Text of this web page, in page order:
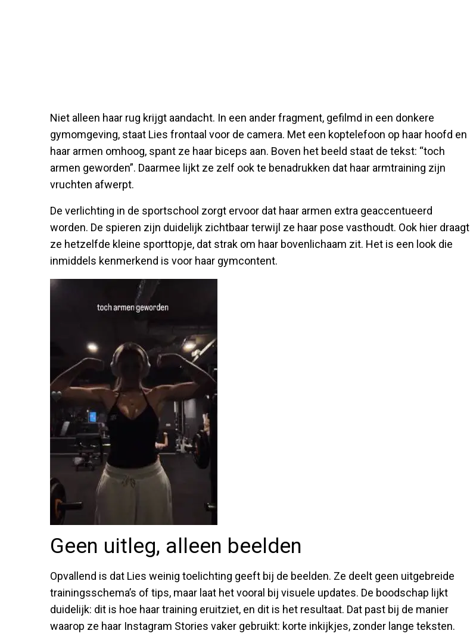
Niet alleen haar rug krijgt aandacht. In een ander fragment, gefilmd in een donkere
gymomgeving, staat Lies frontaal voor de camera. Met een koptelefoon op haar hoofd en
haar armen omhoog, spant ze haar biceps aan. Boven het beeld staat de tekst: “toch
armen geworden”. Daarmee lijkt ze zelf ook te benadrukken dat haar armtraining zijn
vruchten afwerpt.
De verlichting in de sportschool zorgt ervoor dat haar armen extra geaccentueerd
worden. De spieren zijn duidelijk zichtbaar terwijl ze haar pose vasthoudt. Ook hier draagt
ze hetzelfde kleine sporttopje, dat strak om haar bovenlichaam zit. Het is een look die
inmiddels kenmerkend is voor haar gymcontent.
Geen uitleg, alleen beelden
Opvallend is dat Lies weinig toelichting geeft bij de beelden. Ze deelt geen uitgebreide
trainingsschema’s of tips, maar laat het vooral bij visuele updates. De boodschap lijkt
duidelijk: dit is hoe haar training eruitziet, en dit is het resultaat. Dat past bij de manier
waarop ze haar Instagram Stories vaker gebruikt: korte inkijkjes, zonder lange teksten.